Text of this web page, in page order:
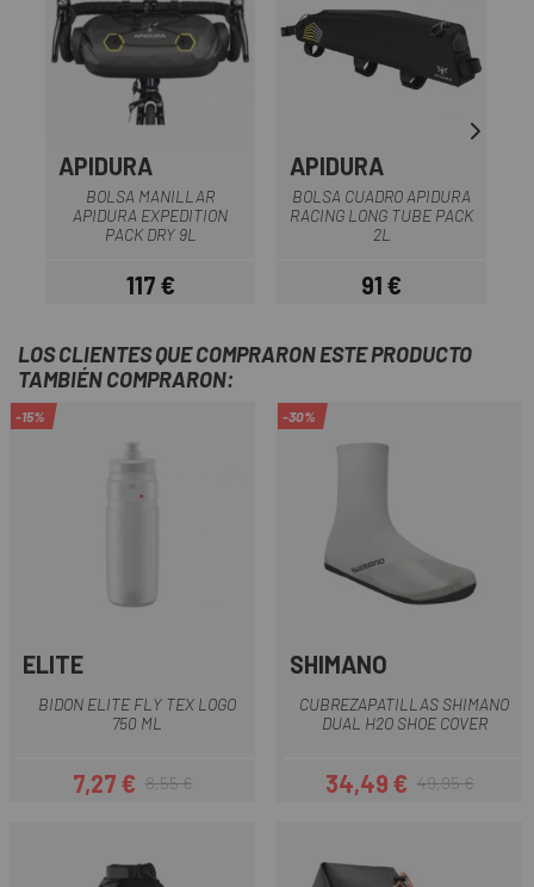
APIDURA
BOLSA MANILLAR
APIDURA EXPEDITION
PACK DRY 9L
Precio
117 €
APIDURA
BOLSA CUADRO APIDURA
RACING LONG TUBE PACK
2L
Precio
91 €
LOS CLIENTES QUE COMPRARON ESTE PRODUCTO
TAMBIÉN COMPRARON:
-15%
ELITE
BIDON ELITE FLY TEX LOGO
750 ML
Precio
7,27 €Precio regular
8,55 €
-30%
SHIMANO
CUBREZAPATILLAS SHIMANO
DUAL H2O SHOE COVER
Precio
34,49 €Precio regular
49,95 €